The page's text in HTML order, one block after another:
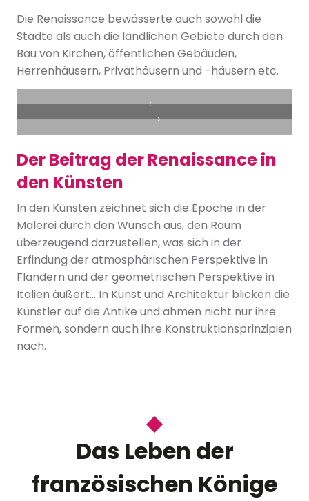
Die Renaissance bewässerte auch sowohl die
Städte als auch die ländlichen Gebiete durch den
Bau von Kirchen, öffentlichen Gebäuden,
Herrenhäusern, Privathäusern und -häusern etc.
Der Beitrag der Renaissance in
den Künsten
In den Künsten zeichnet sich die Epoche in der
Malerei durch den Wunsch aus, den Raum
überzeugend darzustellen, was sich in der
Erfindung der atmosphärischen Perspektive in
Flandern und der geometrischen Perspektive in
Italien äußert… In Kunst und Architektur blicken die
Künstler auf die Antike und ahmen nicht nur ihre
Formen, sondern auch ihre Konstruktionsprinzipien
nach.
Das Leben der
französischen Könige